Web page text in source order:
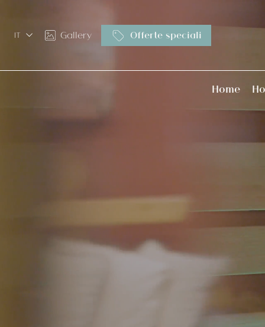
IT
Gallery Offerte speciali
Dettagli prenotazione
Home